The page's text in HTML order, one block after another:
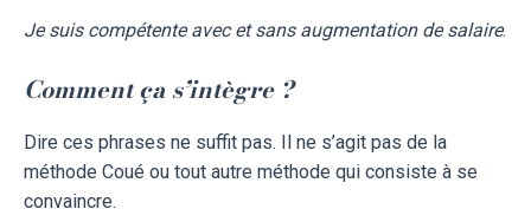
Je suis compétente avec et sans augmentation de salaire.
Comment ça s’intègre ?
Dire ces phrases ne suffit pas. Il ne s’agit pas de la
méthode Coué ou tout autre méthode qui consiste à se
convaincre.